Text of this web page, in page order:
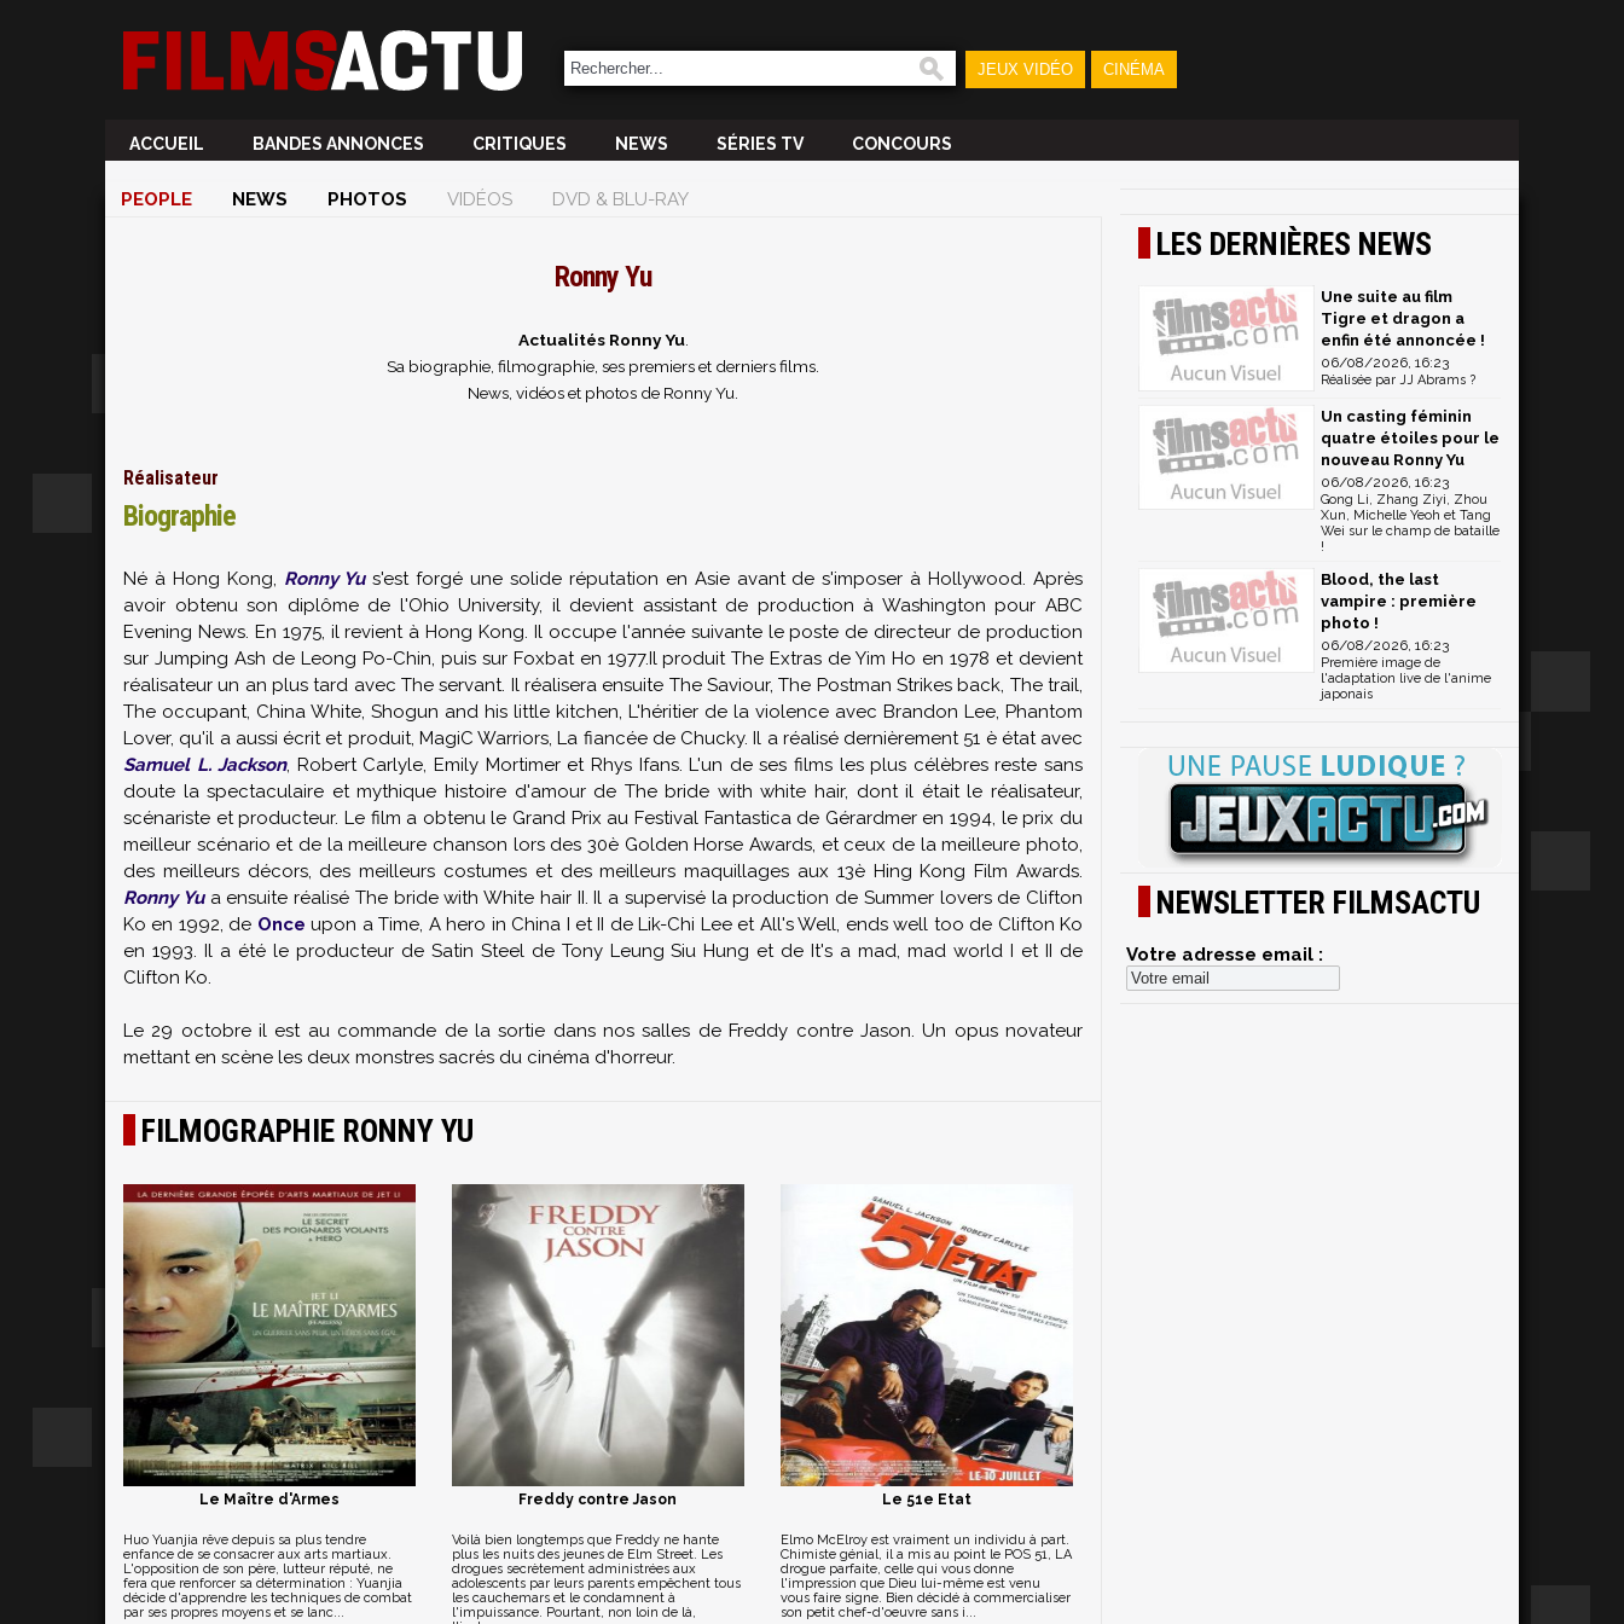
JEUX VIDÉO CINÉMA
ACCUEIL BANDES ANNONCES CRITIQUES NEWS SÉRIES TV CONCOURS
PEOPLE NEWS PHOTOS VIDÉOS DVD & BLU-RAY
Ronny Yu
Actualités Ronny Yu.
Sa biographie, filmographie, ses premiers et derniers films.
News, vidéos et photos de Ronny Yu.
Réalisateur
Biographie
Né à Hong Kong, Ronny Yus'est forgé une solide réputation en Asie avant de s'imposer à Hollywood. Après
avoir obtenu son diplôme de l'Ohio University, il devient assistant de production à Washington pour ABC
Evening News. En 1975, il revient à Hong Kong. Il occupe l'année suivante le poste de directeur de production
sur Jumping Ash de Leong Po-Chin, puis sur Foxbat en 1977.Il produit The Extras de Yim Ho en 1978 et devient
réalisateur un an plus tard avec The servant. Il réalisera ensuite The Saviour, The Postman Strikes back, The trail,
The occupant, China White, Shogun and his little kitchen, L'héritier de la violence avec Brandon Lee, Phantom
Lover, qu'il a aussi écrit et produit, MagiC Warriors, La fiancée de Chucky. Il a réalisé dernièrement 51 è état avec
Samuel L. Jackson, Robert Carlyle, Emily Mortimer et Rhys Ifans. L'un de ses films les plus célèbres reste sans
doute la spectaculaire et mythique histoire d'amour de The bride with white hair, dont il était le réalisateur,
scénariste et producteur. Le film a obtenu le Grand Prix au Festival Fantastica de Gérardmer en 1994, le prix du
meilleur scénario et de la meilleure chanson lors des 30è Golden Horse Awards, et ceux de la meilleure photo,
des meilleurs décors, des meilleurs costumes et des meilleurs maquillages aux 13è Hing Kong Film Awards.
Ronny Yua ensuite réalisé The bride with White hair II. Il a supervisé la production de Summer lovers de Clifton
Ko en 1992, de Once upon a Time, A hero in China I et II de Lik-Chi Lee et All's Well, ends well too de Clifton Ko
en 1993. Il a été le producteur de Satin Steel de Tony Leung Siu Hung et de It's a mad, mad world I et II de
Clifton Ko.
Le 29 octobre il est au commande de la sortie dans nos salles de Freddy contre Jason. Un opus novateur
mettant en scène les deux monstres sacrés du cinéma d'horreur.
FILMOGRAPHIE RONNY YU
Le Maître d'Armes
Huo Yuanjia rêve depuis sa plus tendre
enfance de se consacrer aux arts martiaux.
L'opposition de son père, lutteur réputé, ne
fera que renforcer sa détermination : Yuanjia
décide d'apprendre les techniques de combat
par ses propres moyens et se lanc...
Freddy contre Jason
Voilà bien longtemps que Freddy ne hante
plus les nuits des jeunes de Elm Street. Les
drogues secrètement administrées aux
adolescents par leurs parents empêchent tous
les cauchemars et le condamnent à
l'impuissance. Pourtant, non loin de là,
Le 51e Etat
Elmo McElroy est vraiment un individu à part.
Chimiste génial, il a mis au point le POS 51, LA
drogue parfaite, celle qui vous donne
l'impression que Dieu lui-même est venu
vous faire signe. Bien décidé à commercialiser
son petit chef-d'oeuvre sans i...
LES DERNIÈRES NEWS
Une suite au film
Tigre et dragon a
enfin été annoncée !
06/08/2026, 16:23
Réalisée par JJ Abrams ?
Un casting féminin
quatre étoiles pour le
nouveau Ronny Yu
06/08/2026, 16:23
Gong Li, Zhang Ziyi, Zhou
Xun, Michelle Yeoh et Tang
Wei sur le champ de bataille
!
Blood, the last
vampire : première
photo !
06/08/2026, 16:23
Première image de
l'adaptation live de l'anime
japonais
NEWSLETTER FILMSACTU
Votre adresse email :